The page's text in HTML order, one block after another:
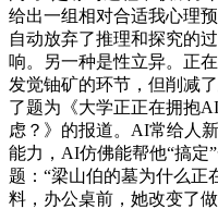
给出一组相对合适我心理
自动放弃了推理和探究的
响。另一种是性立异。正
发觉铀矿的环节，但削减
了题为《大学正正在拥抱
虑？》的报道。AI常给人
能力，AI仿佛能帮他“搞定
题：“梁山伯的墓为什么正
料，办公桌前，她改变了